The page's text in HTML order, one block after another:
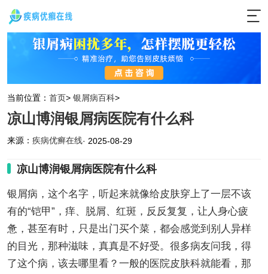
当前位置： 首页> 银屑病百科>
凉山博润银屑病医院有什么科
来源： 疾病优癣在线· 2025-08-29
凉山博润银屑病医院有什么科
银屑病，这个名字，听起来就像给皮肤穿上了一层不该
有的“铠甲”，痒、脱屑、红斑，反反复复，让人身心疲
惫，甚至有时，只是出门买个菜，都会感觉到别人异样
的目光，那种滋味，真真是不好受。很多病友问我，得
了这个病，该去哪里看？一般的医院皮肤科就能看，那